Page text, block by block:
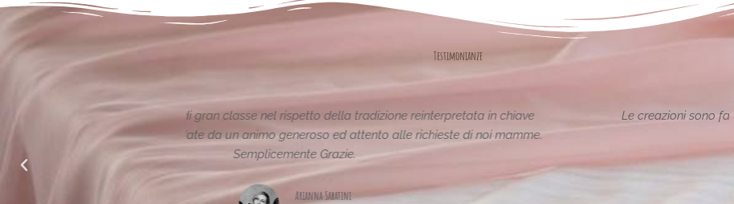
Testimonianze
reinterpretata in chiave
richieste di noi mamme.
Le creazioni sono fantastiche e uniche..raffinate eleganti....complimenti per la vostra
pagina,piena di idee!grazie